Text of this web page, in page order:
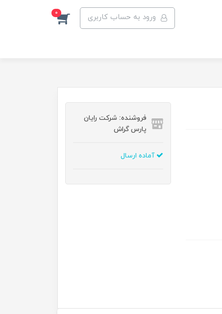
ورود به حساب کاربری 0
فروشنده: شرکت رایان
پارس گراش
آماده ارسال